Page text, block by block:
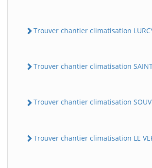
Trouver chantier climatisation
Trouver chantier climatisation
Trouver chantier climatisation
Trouver chantier climatisation LE